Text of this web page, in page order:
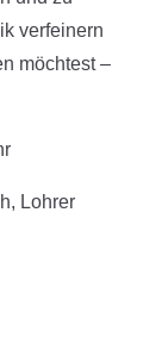
verfeinern
möchtest –
Lohrer